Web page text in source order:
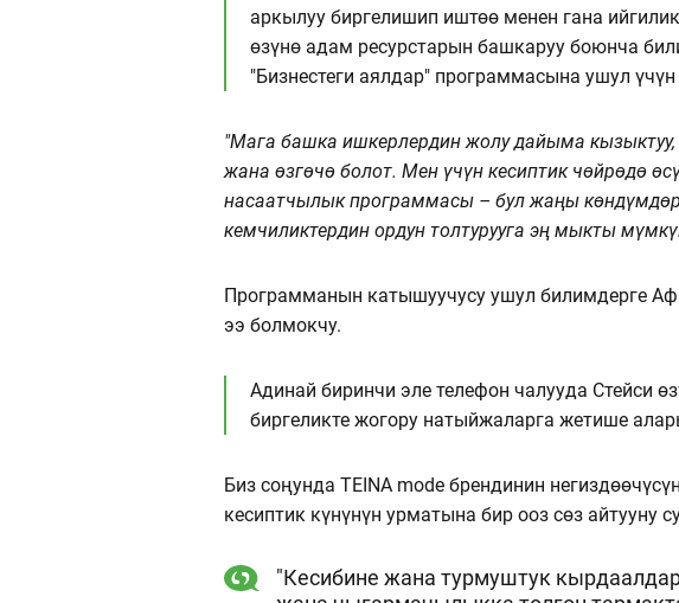
аркылуу биргелишип иштөө менен гана
өзүнө адам ресурстарын башкаруу боюнча
"Бизнестеги аялдар" программасына ушул үчүн
"Мага башка ишкерлердин жолу дайыма
жана өзгөчө болот. Мен үчүн кесиптик чөйрөдө
насаатчылык программасы – бул жаңы
кемчиликтердин ордун толтурууга эң мыкты
Программанын катышуучусу ушул билимдерге
ээ болмокчу.
Адинай биринчи эле телефон чалууда Стейси
биргеликте жогору натыйжаларга жетише
Биз соңунда TEINA mode брендинин
кесиптик күнүнүн урматына бир ооз сөз айтууну
"Кесибине жана турмуштук